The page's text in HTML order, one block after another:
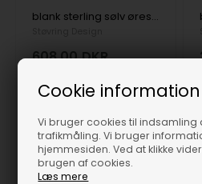
Cookie information
Vi bruger cookies til indsamling
trafikmåling. Vi bruger
hjemmesiden. Ved at klikke
brugen af cookies.
Læs mere
blank sterling sølv ørestikker RAV med blank overflade fra Støvring Design
608,00 DKR
20165102
Fjernlager